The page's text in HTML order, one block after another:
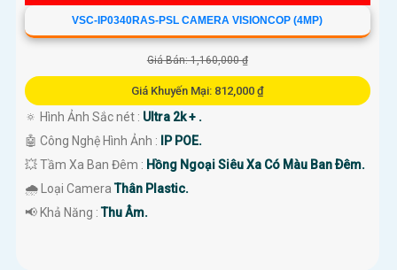
VSC-IP0340RAS-PSL CAMERA VISIONCOP (4MP)
Giá Bán: 1,160,000 ₫
Giá Khuyến Mại: 812,000 ₫
🔅 Hình Ảnh Sắc nét : Ultra 2k + .
🤖️ Công Nghệ Hình Ảnh : IP POE.
💥 Tầm Xa Ban Đêm : Hồng Ngoại Siêu Xa Có Màu Ban Ðêm.
🌧️ Loại CameraThân Plastic.
️📢 Khả Năng :Thu Âm.